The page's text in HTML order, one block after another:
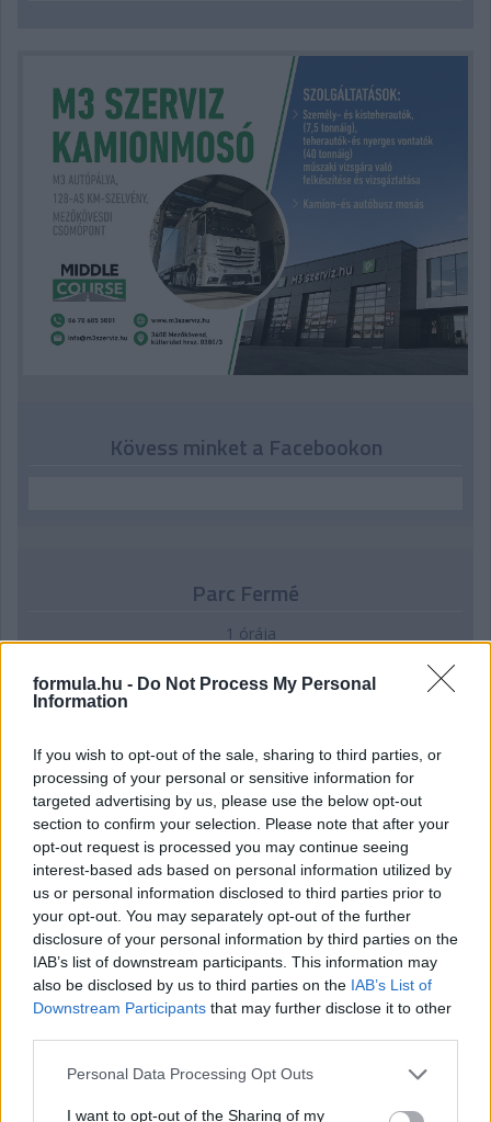
formula.hu - Do Not Process My Personal
Information
If you wish to opt-out of the sale, sharing to third parties, or
processing of your personal or sensitive information for
targeted advertising by us, please use the below opt-out
section to confirm your selection. Please note that after your
opt-out request is processed you may continue seeing
interest-based ads based on personal information utilized by
us or personal information disclosed to third parties prior to
your opt-out. You may separately opt-out of the further
disclosure of your personal information by third parties on the
IAB’s list of downstream participants. This information may
also be disclosed by us to third parties on the IAB’s List of
Downstream Participants that may further disclose it to other
Please note that this website/app uses one or more Google
not limited to your visit or usage behaviour. You may click to
Personal Data Processing Opt Outs
I want to opt-out of the Sharing of my
Kövess minket a Facebookon
Parc Fermé
1 órája
Hamarosan leáll az idei F1-es fejlesztésekkel a Cadillac
1 napja
Domenicali szerint